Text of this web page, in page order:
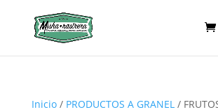
Inicio/ PRODUCTOS A GRANEL/